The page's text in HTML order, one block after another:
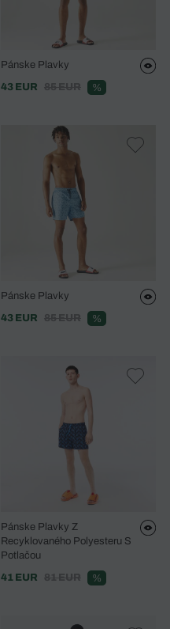
Pánske Plavky
43 EUR
85 EUR %
Pánske Plavky
43 EUR
85 EUR %
Pánske Plavky Z
Recyklovaného Polyesteru S
Potlačou
41 EUR
81 EUR %